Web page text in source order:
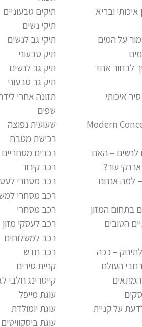
ובריא
על המים
לבחור אחד
איכותי
Modern
לנשים – האם
עור?
– למה אנחנו
בתחום המזון
הטובים
– ככה
העולם
על קניית
תיקים טבעוניים
תיקי נשים
תיקי גב לנשים
תיק טבעוני
תיק גב לנשים
תיק גב טבעוני
תזונה אחרי
שפים
שעועית נפוצה
רכישת מטבח
רכבים מסחריים
רכב קירור
רכב מסחרי
רכב מסחרי
רכב מסחרי
רכב לעסקי מזון
רכב למשלוחים
רכב חדש
קניית סירים
קייטרינג חלבי
עוגת מייפל
עוגת יומולדת
עוגת ביסקוויטים